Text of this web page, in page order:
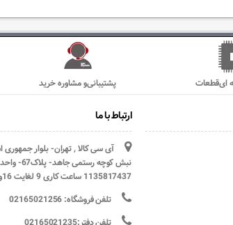
پشتیبانی‌و مشاوره خرید ای‌قطعات
ارتباط با ما
آی سی کالا , تهران- بلوار
1135817437 ساعت کاری 9 لغایت 16و پنج شنبه ها تعطیل
تلفن فروشگاه: 02165021256